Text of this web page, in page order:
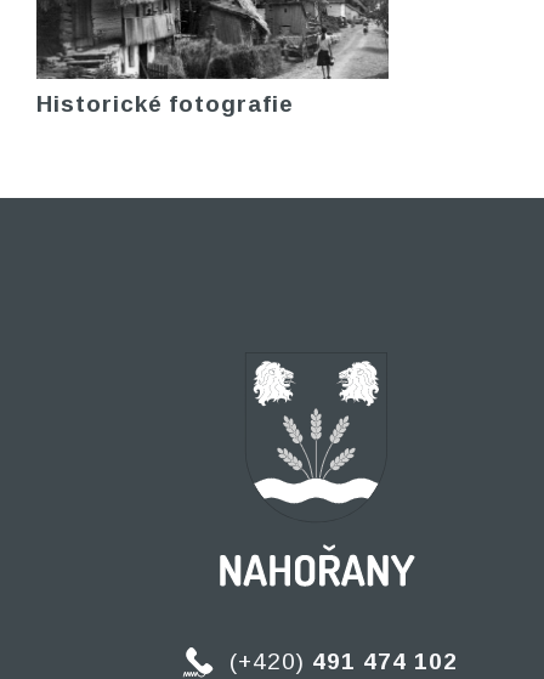
Historické fotografie
(+420) 491 474 102